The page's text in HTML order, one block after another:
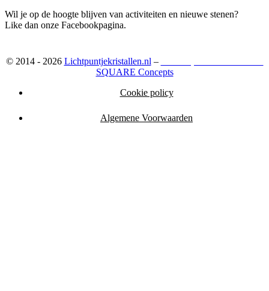
Wil je op de hoogte blijven van activiteiten en nieuwe stenen?
Like dan onze Facebookpagina.
© 2014 - 2026 Lichtpuntjekristallen.nl–
SQUARE Concepts
Cookie policy
Algemene Voorwaarden